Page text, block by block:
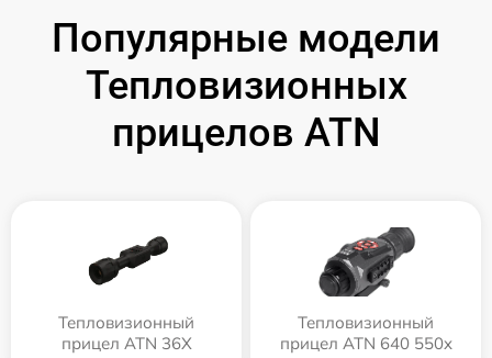
Популярные модели
Тепловизионных
прицелов ATN
Тепловизионный
прицел ATN 36X
Тепловизионный
прицел ATN 640 550x